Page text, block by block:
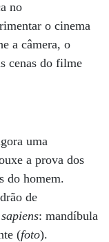
no
o cinema
a câmera, o
cenas do filme
uma
a prova dos
do homem.
de
: mandíbula
(foto).